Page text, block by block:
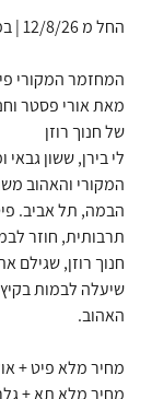
החל מ 12/8/26 | במועדים נבחרים | המשכן לאומנויות הבמה ת"א
המחזמר המקורי
מאת אורי פסטר
של חנוך רוזן
לי בירן, ששון
שיעלה לבמות
האהוב.
מחיר מלא פיט + אולם: 259 ₪ מחיר לאחר
מחיר מלא תא + גלריה: 219 ₪ מחיר לאחר